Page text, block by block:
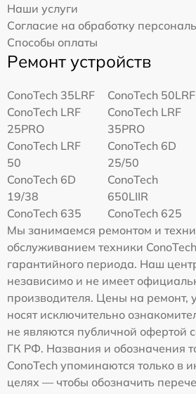
Наши услуги
Согласие на обработку
Способы оплаты
Ремонт устройств
ConoTech 35LRF
ConoTech 50LRF
ConoTech LRF
25PRO
ConoTech LRF
35PRO
ConoTech LRF
50
ConoTech 6D
25/50
ConoTech 6D
19/38
ConoTech
650LIIR
ConoTech 635
ConoTech 625
Мы занимаемся ремонтом и
обслуживанием техники
гарантийного периода. Наш
независимо и не имеет
производителя. Цены на ремонт,
носят исключительно
не являются публичной офертой
ГК РФ. Названия и обозначения
ConoTech упоминаются только в
целях — чтобы обозначить